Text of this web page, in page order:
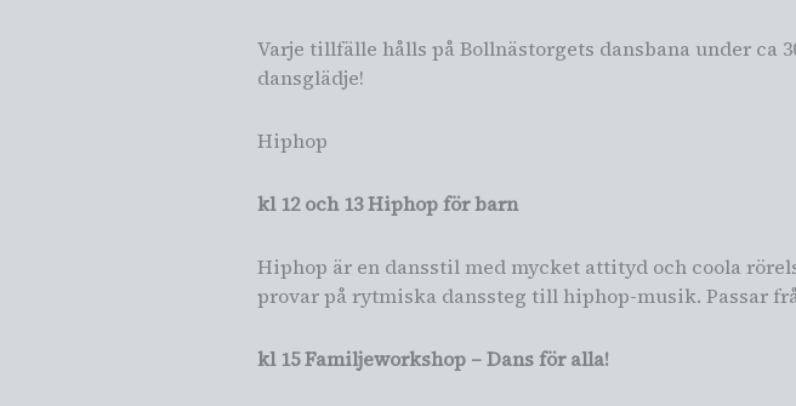
Varje tillfälle hålls på Bollnästorgets dansbana under ca
dansglädje!
Hiphop
kl 12 och 13 Hiphop för barn
Hiphop är en dansstil med mycket attityd och coola
provar på rytmiska danssteg till hiphop-musik. Passar
kl 15 Familjeworkshop – Dans för alla!